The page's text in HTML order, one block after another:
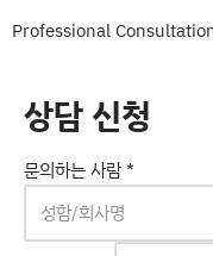
Professional
상담 신청
문의하는 사람*